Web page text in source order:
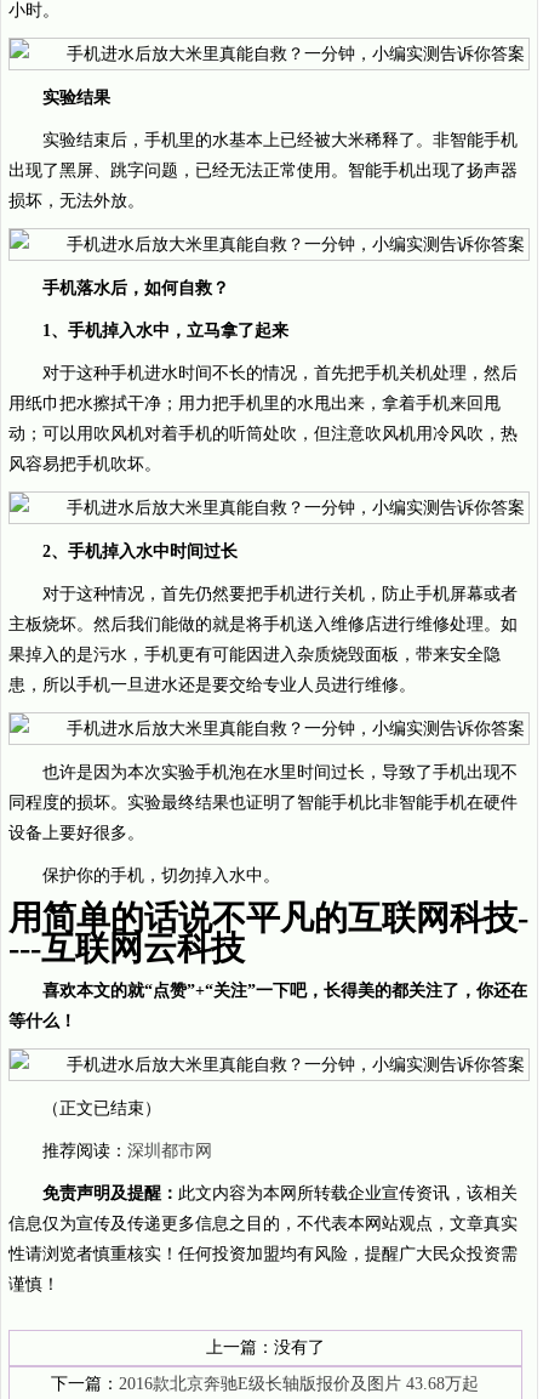
小时。
实验结果
实验结束后，手机里的水基本上已经被大米稀释了。非智能手机
出现了黑屏、跳字问题，已经无法正常使用。智能手机出现了扬声器
损坏，无法外放。
手机落水后，如何自救？
1、手机掉入水中，立马拿了起来
对于这种手机进水时间不长的情况，首先把手机关机处理，然后
用纸巾把水擦拭干净；用力把手机里的水甩出来，拿着手机来回甩
动；可以用吹风机对着手机的听筒处吹，但注意吹风机用冷风吹，热
风容易把手机吹坏。
2、手机掉入水中时间过长
对于这种情况，首先仍然要把手机进行关机，防止手机屏幕或者
主板烧坏。然后我们能做的就是将手机送入维修店进行维修处理。如
果掉入的是污水，手机更有可能因进入杂质烧毁面板，带来安全隐
患，所以手机一旦进水还是要交给专业人员进行维修。
也许是因为本次实验手机泡在水里时间过长，导致了手机出现不
同程度的损坏。实验最终结果也证明了智能手机比非智能手机在硬件
设备上要好很多。
保护你的手机，切勿掉入水中。
用简单的话说不平凡的互联网科技-
---互联网云科技
喜欢本文的就“点赞”+“关注”一下吧，长得美的都关注了，你还在
等什么！
（正文已结束）
推荐阅读： 深圳都市网
免责声明及提醒： 此文内容为本网所转载企业宣传资讯，该相关
信息仅为宣传及传递更多信息之目的，不代表本网站观点，文章真实
性请浏览者慎重核实！任何投资加盟均有风险，提醒广大民众投资需
谨慎！
上一篇：没有了
下一篇：2016款北京奔驰E级长轴版报价及图片 43.68万起